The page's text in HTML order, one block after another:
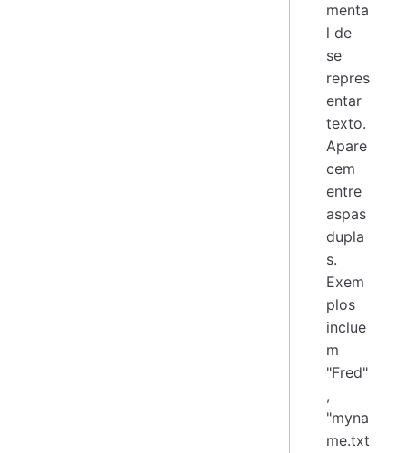
menta
l de
se
repres
entar
texto.
Apare
cem
entre
aspas
dupla
s.
Exem
plos
inclue
m
"Fred"
,
"myna
me.txt